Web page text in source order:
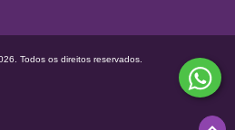
Todos os direitos reservados.